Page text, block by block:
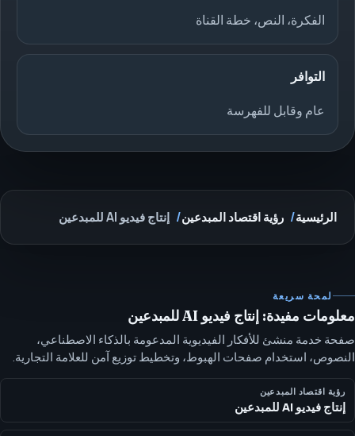
الفكرة، النص، خطة القناة
التوافر
عام وقابل للفهرسة
الرئيسية رؤية اقتصاد المبدعين إنتاج فيديو AI للمبدعين
لمحة سريعة
معلومات مفيدة: إنتاج فيديو AI للمبدعين
صفحة خدمة منشئ للأفكار الفيديوية المدعومة بالذكاء الاصطناعي،
النصوص، استخدام صفحات الهبوط، وتخطيط توزيع آمن للعلامة التجارية.
يساعد هذا المسار فرق المبدعين والمديرين على تحويل العروض
والسيناريوهات والأفكار القصيرة وصفحات الهبوط إلى أصول فيديو بدور
واضح في الاكتشاف أو التحويل.
رؤية اقتصاد المبدعين
إنتاج فيديو AI للمبدعين